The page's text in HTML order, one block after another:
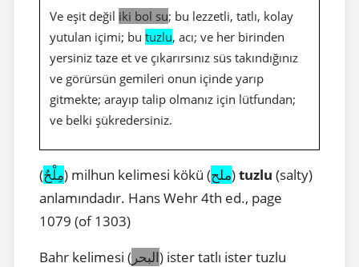
Ve eşit değil iki bol su; bu lezzetli, tatlı, kolay
yutulan içimi; bu tuzlu, acı; ve her birinden
yersiniz taze et ve çıkarırsınız süs takındığınız
ve görürsün gemileri onun içinde yarıp
gitmekte; arayıp talip olmanız için lütfundan;
ve belki şükredersiniz.
(مِلْحٌ) milhun kelimesi kökü (ملح)tuzlu (salty)
anlamındadır. Hans Wehr 4th ed., page
1079 (of 1303)
Bahr kelimesi ( البحر) ister tatlı ister tuzlu